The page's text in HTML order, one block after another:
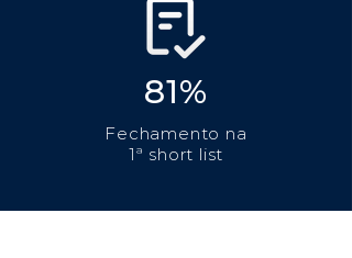
81%
Fechamento na
1ª short list